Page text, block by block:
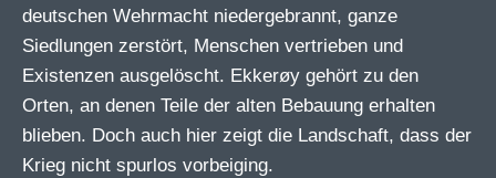
deutschen Wehrmacht niedergebrannt, ganze
Siedlungen zerstört, Menschen vertrieben und
Existenzen ausgelöscht. Ekkerøy gehört zu den
Orten, an denen Teile der alten Bebauung erhalten
blieben. Doch auch hier zeigt die Landschaft, dass der
Krieg nicht spurlos vorbeiging.